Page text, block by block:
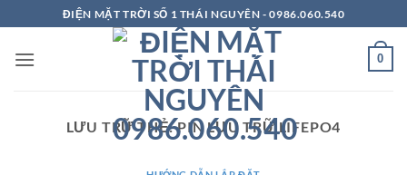
qua
nội
ĐIỆN MẶT TRỜI SỐ 1 THÁI NGUYÊN - 0986.060.540
0
LƯU TRỮ THẺ:PIN LƯU TRỮ LIFEPO4